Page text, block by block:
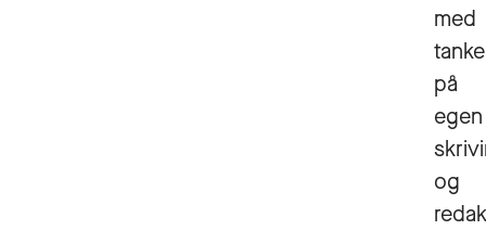
med
tanke
på
egen
og